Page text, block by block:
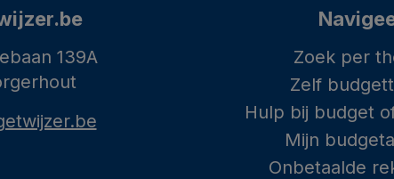
139A
Zoek per
Zelf
Hulp bij budget
Mijn
Onbetaalde